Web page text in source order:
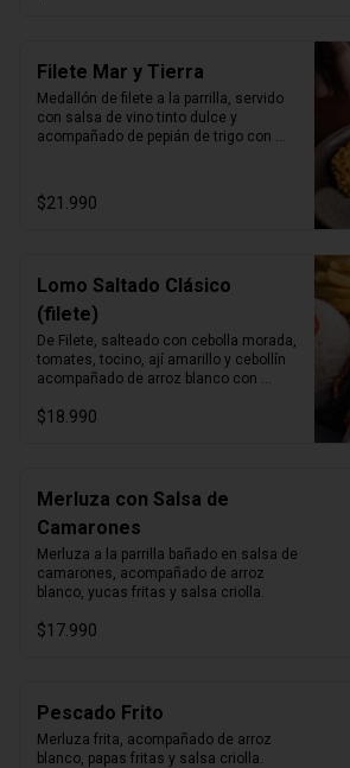
Filete Mar y Tierra
Medallón de filete a la parrilla, servido
con salsa de vino tinto dulce y
acompañado de pepián de trigo con
$21.990
Lomo Saltado Clásico
(filete)
De Filete, salteado con cebolla morada,
tomates, tocino, ají amarillo y cebollín
acompañado de arroz blanco con
$18.990
Merluza con Salsa de
Camarones
Merluza a la parrilla bañado en salsa de
camarones, acompañado de arroz
blanco, yucas fritas y salsa criolla.
$17.990
Pescado Frito
Merluza frita, acompañado de arroz
blanco, papas fritas y salsa criolla.